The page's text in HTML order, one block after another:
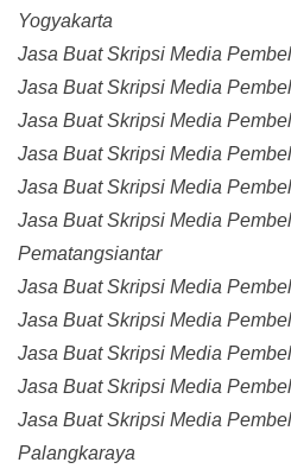
Yogyakarta
Jasa Buat Skripsi Media
Jasa Buat Skripsi Media
Jasa Buat Skripsi Media
Jasa Buat Skripsi Media
Jasa Buat Skripsi Media
Jasa Buat Skripsi Media
Pematangsiantar
Jasa Buat Skripsi Media
Jasa Buat Skripsi Media
Jasa Buat Skripsi Media
Jasa Buat Skripsi Media
Jasa Buat Skripsi Media
Palangkaraya